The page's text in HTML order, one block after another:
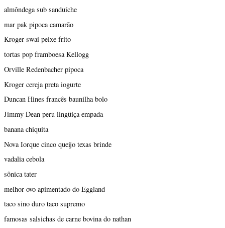
almôndega sub sanduíche
mar pak pipoca camarão
Kroger swai peixe frito
tortas pop framboesa Kellogg
Orville Redenbacher pipoca
Kroger cereja preta iogurte
Duncan Hines francês baunilha bolo
Jimmy Dean peru lingüiça empada
banana chiquita
Nova Iorque cinco queijo texas brinde
vadalia cebola
sônica tater
melhor ovo apimentado do Eggland
taco sino duro taco supremo
famosas salsichas de carne bovina do nathan